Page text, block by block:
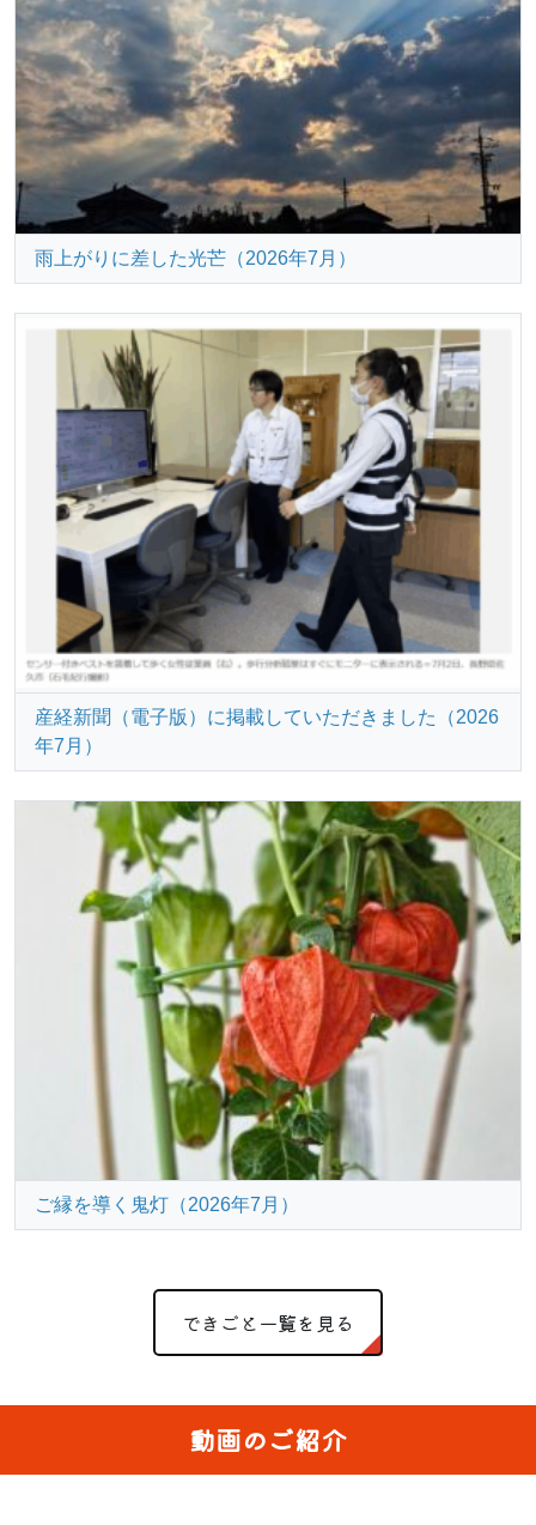
雨上がりに差した光芒（2026年7月）
産経新聞（電子版）に掲載していただきました（2026
年7月）
ご縁を導く鬼灯（2026年7月）
できごと一覧を見る
動画のご紹介